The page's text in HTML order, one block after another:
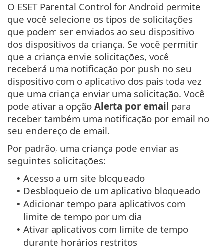
O ESET Parental Control for Android permite
que você selecione os tipos de solicitações
que podem ser enviados ao seu dispositivo
dos dispositivos da criança. Se você permitir
que a criança envie solicitações, você
receberá uma notificação por push no seu
dispositivo com o aplicativo dos pais toda vez
que uma criança enviar uma solicitação. Você
pode ativar a opção Alerta por email para
receber também uma notificação por email no
seu endereço de email.
Por padrão, uma criança pode enviar as
seguintes solicitações:
• Acesso a um site bloqueado
• Desbloqueio de um aplicativo bloqueado
• Adicionar tempo para aplicativos com
limite de tempo por um dia
• Ativar aplicativos com limite de tempo
durante horários restritos